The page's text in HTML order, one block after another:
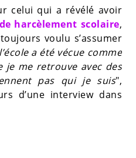
celui qui a révélé avoir
harcèlement scolaire,
voulu s’assumer
a été vécue comme
je me retrouve avec des
pas qui je suis",
d’une interview dans